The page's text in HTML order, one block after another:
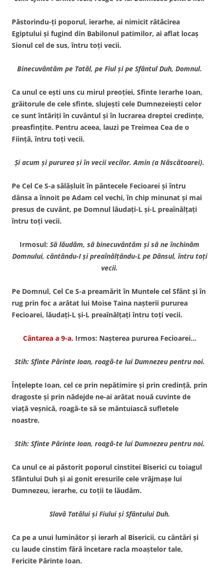
Păstorindu-ţi poporul, ierarhe, ai nimicit rătăcirea
Egiptului şi fugind din Babilonul patimilor, ai aflat locaş
Sionul cel de sus, întru toţi vecii.
Binecuvântăm pe Tatăl, pe Fiul şi pe Sfântul Duh, Domnul.
Ca unul ce eşti uns cu mirul preoţiei, Sfinte Ierarhe Ioan,
grăitorule de cele sfinte, slujeşti cele Dumnezeieşti celor
ce sunt întăriţi în cuvântul şi în lucrarea dreptei credinţe,
preasfinţite. Pentru aceea, lauzi pe Treimea Cea de o
Fiinţă, întru toţi vecii.
Şi acum şi pururea şi în vecii vecilor. Amin (a Născătoarei).
Pe Cel Ce S-a sălăşluit în pântecele Fecioarei şi întru
dânsa a înnoit pe Adam cel vechi, în chip minunat şi mai
presus de cuvânt, pe Domnul lăudaţi-L şi-L preaînălţaţi
întru toţi vecii.
Irmosul: Să lăudăm, să binecuvântăm şi să ne închinăm
Domnului, cântându-I şi preaînălţându-L pe Dânsul, întru toţi
vecii.
Pe Domnul, Cel Ce S-a preamărit în Muntele cel Sfânt şi în
rug prin foc a arătat lui Moise Taina naşterii pururea
Fecioarei, lăudaţi-L şi-L preaînălţaţi întru toţi vecii.
Cântarea a 9-a.Irmos: Naşterea pururea Fecioarei…
Stih: Sfinte Părinte Ioan, roagă-te lui Dumnezeu pentru noi.
Înţelepte Ioan, cel ce prin nepătimire şi prin credinţă, prin
dragoste şi prin nădejde ne-ai arătat nouă cuvinte de
viaţă veşnică, roagă-te să se mântuiască sufletele
noastre.
Stih: Sfinte Părinte Ioan, roagă-te lui Dumnezeu pentru noi.
Ca unul ce ai păstorit poporul cinstitei Biserici cu toiagul
Sfântului Duh şi ai gonit eresurile cele vrăjmaşe lui
Dumnezeu, ierarhe, cu toţii te lăudăm.
Slavă Tatălui şi Fiului şi Sfântului Duh.
Ca pe a unui luminător şi ierarh al Bisericii, cu cântări şi
cu laude cinstim fără încetare racla moaştelor tale,
Fericite Părinte Ioan.